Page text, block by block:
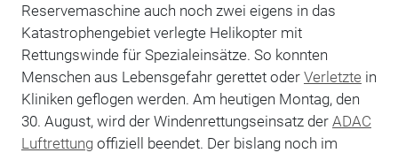
Reservemaschine auch noch zwei eigens in das
Katastrophengebiet verlegte Helikopter mit
Rettungswinde für Spezialeinsätze. So konnten
Menschen aus Lebensgefahr gerettet oder Verletzte in
Kliniken geflogen werden. Am heutigen Montag, den
30. August, wird der Windenrettungseinsatz der ADAC
Luftrettungoffiziell beendet. Der bislang noch im